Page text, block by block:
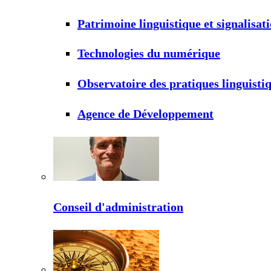
Patrimoine linguistique et
Technologies du numérique
Observatoire des pratiques
Agence de Développement
Conseil d'administration